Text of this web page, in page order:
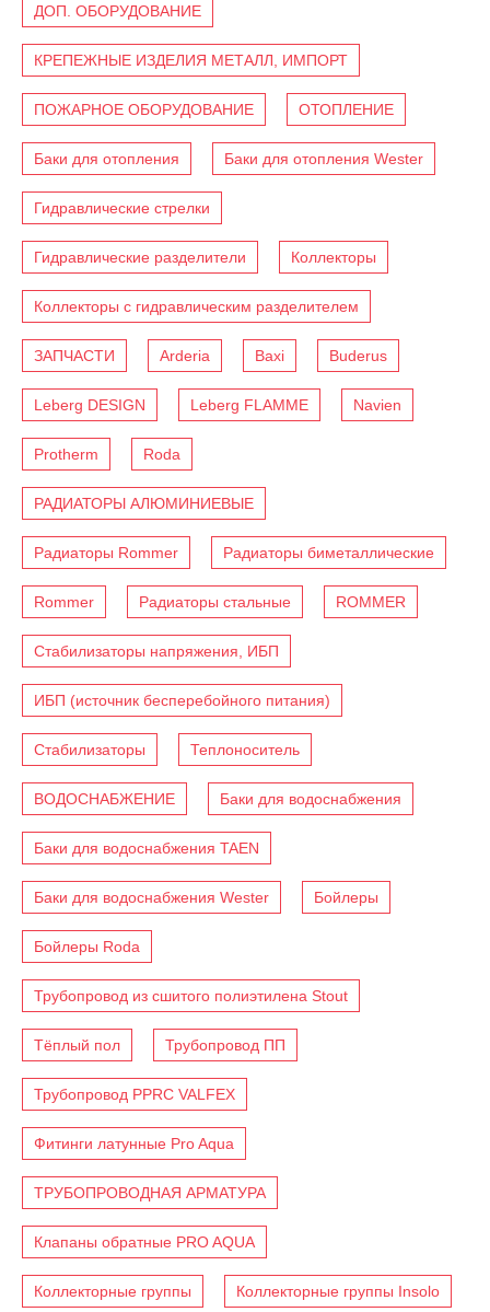
ДОП. ОБОРУДОВАНИЕ
КРЕПЕЖНЫЕ ИЗДЕЛИЯ МЕТАЛЛ, ИМПОРТ
ПОЖАРНОЕ ОБОРУДОВАНИЕ ОТОПЛЕНИЕ
Баки для отопления Баки для отопления Wester
Гидравлические стрелки
Гидравлические разделители Коллекторы
Коллекторы с гидравлическим разделителем
ЗАПЧАСТИ Arderia Baxi Buderus
Leberg DESIGN Leberg FLAMME Navien
Protherm Roda
РАДИАТОРЫ АЛЮМИНИЕВЫЕ
Радиаторы Rommer Радиаторы биметаллические
Rommer Радиаторы стальные ROMMER
Стабилизаторы напряжения, ИБП
ИБП (источник бесперебойного питания)
Стабилизаторы Теплоноситель
ВОДОСНАБЖЕНИЕ Баки для водоснабжения
Баки для водоснабжения TAEN
Баки для водоснабжения Wester Бойлеры
Бойлеры Roda
Трубопровод из сшитого полиэтилена Stout
Тёплый пол Трубопровод ПП
Трубопровод PPRC VALFEX
Фитинги латунные Pro Aqua
ТРУБОПРОВОДНАЯ АРМАТУРА
Клапаны обратные PRO AQUA
Коллекторные группы Коллекторные группы Insolo